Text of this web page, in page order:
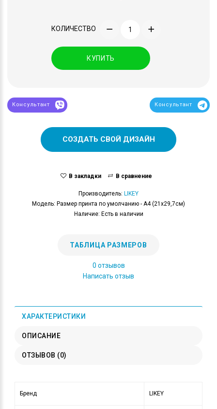
КОЛИЧЕСТВО
КУПИТЬ
Консультант Консультант
СОЗДАТЬ СВОЙ ДИЗАЙН
В закладки В сравнение
Производитель: LIKEY
Модель: Размер принта по умолчанию - А4 (21x29,7см)
Наличие: Есть в наличии
ТАБЛИЦА РАЗМЕРОВ
0 отзывов
Написать отзыв
ХАРАКТЕРИСТИКИ
ОПИСАНИЕ
ОТЗЫВОВ (0)
Бренд LIKEY